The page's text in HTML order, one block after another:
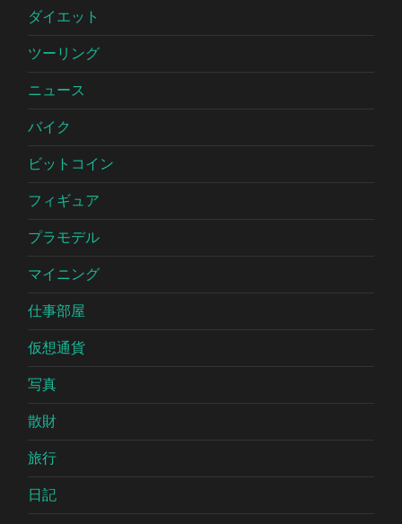
ダイエット
ツーリング
ニュース
バイク
ビットコイン
フィギュア
プラモデル
マイニング
仕事部屋
仮想通貨
写真
散財
旅行
日記